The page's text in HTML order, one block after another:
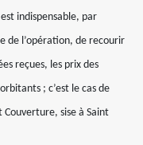
indispensable, par
de l’opération, de recourir
reçues, les prix des
; c’est le cas de
sise à Saint